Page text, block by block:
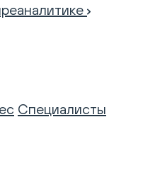
Специалисты